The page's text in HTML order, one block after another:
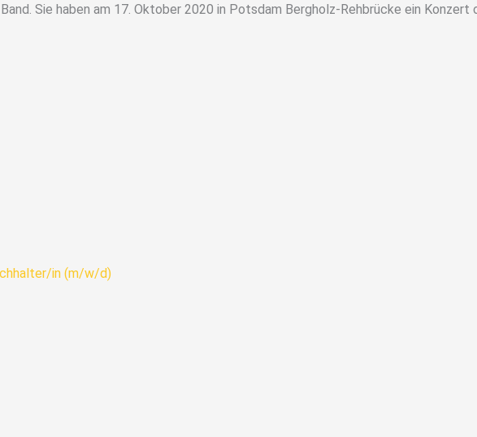
Sie haben am 17. Oktober 2020 in Potsdam Bergholz-Rehbrücke ein
in (m/w/d)